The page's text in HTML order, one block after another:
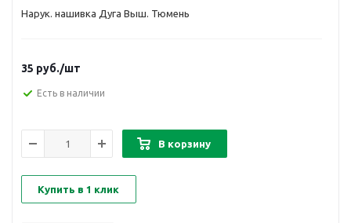
Нарук. нашивка Дуга Выш. Тюмень
35 руб./шт
Есть в наличии
В корзину
Купить в 1 клик